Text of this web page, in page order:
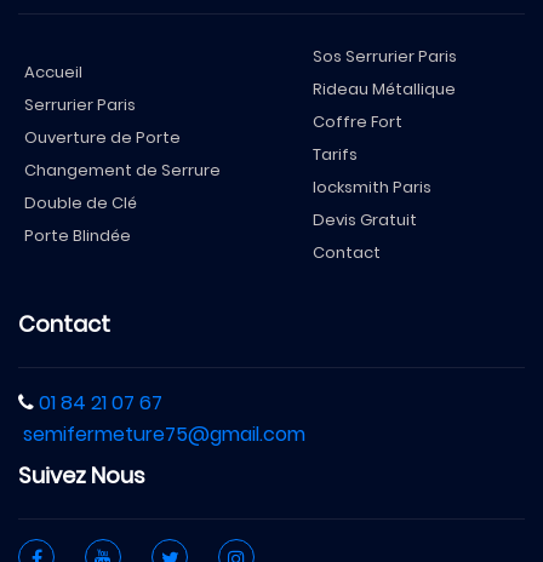
Accueil
Serrurier Paris
Ouverture de Porte
Changement de Serrure
Double de Clé
Porte Blindée
Sos Serrurier Paris
Rideau Métallique
Coffre Fort
Tarifs
locksmith Paris
Devis Gratuit
Contact
Contact
01 84 21 07 67
semifermeture75@gmail.com
Suivez Nous